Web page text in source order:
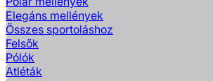
Elegáns mellények
Összes sportoláshoz
Felsők
Pólók
Atléták